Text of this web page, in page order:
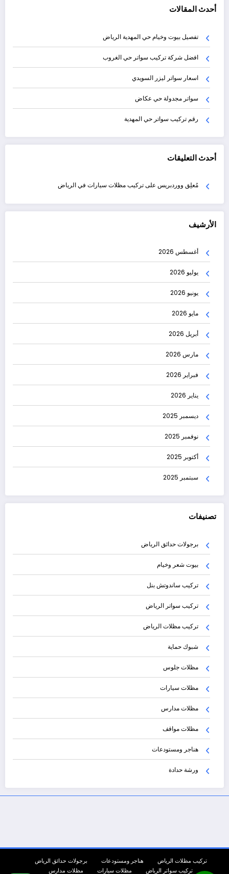
أحدث المقالات
تفصيل بيوت وخيام حي المهدية الرياض
افضل شركة تركيب سواتر حي الغروب
اسعار سواتر ليزر السويدي
سواتر مجدولة حي عكاض
رقم تركيب سواتر حي المهدية
أحدث التعليقات
مُعلِق ووردبريس علىتركيب مظلات سيارات في الرياض
الأرشيف
أغسطس 2026
يوليو 2026
يونيو 2026
مايو 2026
أبريل 2026
مارس 2026
فبراير 2026
يناير 2026
ديسمبر 2025
نوفمبر 2025
أكتوبر 2025
سبتمبر 2025
تصنيفات
برجولات حدائق الرياض
بيوت شعر وخيام
تركيب ساندوتش بنل
تركيب سواتر الرياض
تركيب مظلات الرياض
شبوك حماية
مظلات جلوس
مظلات سيارات
مظلات مدارس
مظلات مواقف
هناجر ومستودعات
ورشة حدادة
تركيب مظلات الرياض هناجر ومستودعات
برجولات حدائق الرياض
تركيب سواتر الرياض
مظلات سيارات مظلات مدارس